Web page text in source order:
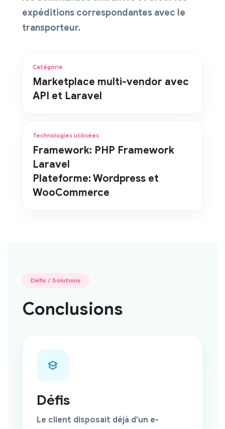
expéditions correspondantes avec le
transporteur.
Catégorie
Marketplace multi-vendor avec
API et Laravel
Technologies utilisées
Framework: PHP Framework
Laravel
Plateforme: Wordpress et
WooCommerce
Défis / Solutions
Conclusions
Défis
Le client disposait déjà d'un e-